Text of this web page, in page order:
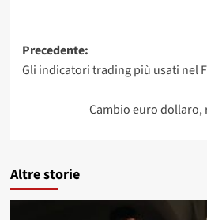
Navigazione
articolo
Precedente:
Gli indicatori trading più usati nel
Cambio euro dollaro,
Altre storie